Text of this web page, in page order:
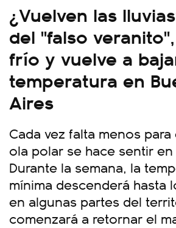
¿Vuelven las
del "falso
frío y vuelve a
temperatura en
Aires
Cada vez falta menos
ola polar se hace sentir en
Durante la semana, la
mínima descenderá hasta
en algunas partes del
comenzará a retornar el